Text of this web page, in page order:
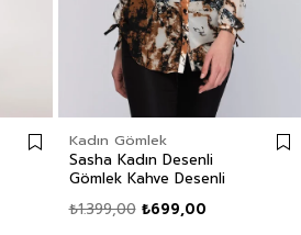
Kadın Gömlek
Sasha Kadın Desenli
Gömlek Kahve Desenli
₺699,00
₺1.399,00